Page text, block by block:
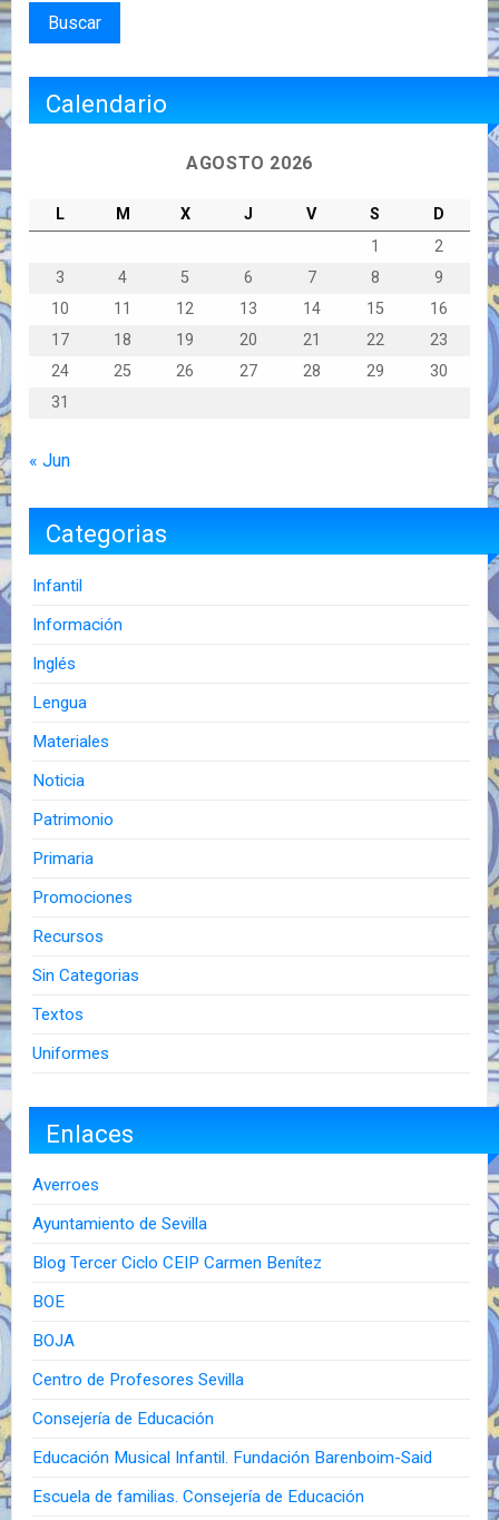
Calendario
AGOSTO 2026
L M X J V S
D
1
2
3
4 5 6 7 8
9
10
11 12 13 14 15
16
17
18 19 20 21 22
23
24
25 26 27 28 29
30
31
« Jun
Categorias
Infantil
Información
Inglés
Lengua
Materiales
Noticia
Patrimonio
Primaria
Promociones
Recursos
Sin Categorias
Textos
Uniformes
Enlaces
Averroes
Ayuntamiento de Sevilla
Blog Tercer Ciclo CEIP Carmen Benítez
BOE
BOJA
Centro de Profesores Sevilla
Consejería de Educación
Educación Musical Infantil. Fundación Barenboim-Said
Escuela de familias. Consejería de Educación